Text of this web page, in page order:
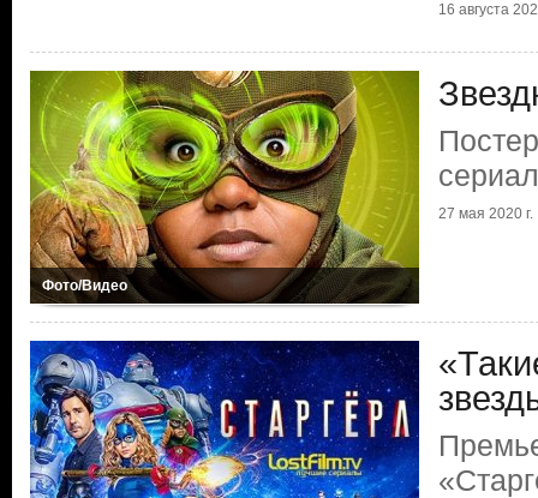
16 августа
Фото/Видео
27 мая 2020 г.